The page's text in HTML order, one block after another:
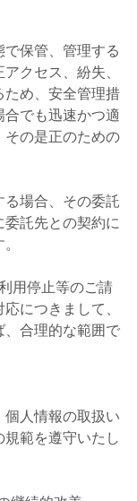
保管、管理する
クセス、紛失、
ため、安全管理措
でも迅速かつ適
その是正のための
る場合、その委託
託先との契約に
用停止等のご請
につきまして、
、合理的な範囲で
個人情報の取扱い
範を遵守いたし